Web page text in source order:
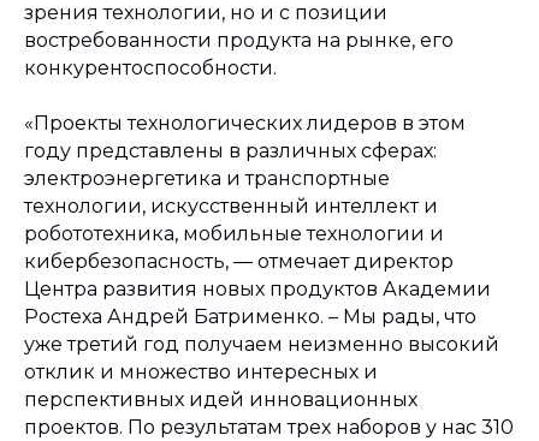
зрения технологии, но и с позиции
востребованности продукта на рынке, его
конкурентоспособности.
«Проекты технологических лидеров в этом
году представлены в различных сферах:
электроэнергетика и транспортные
технологии, искусственный интеллект и
робототехника, мобильные технологии и
кибербезопасность, ― отмечает директор
Центра развития новых продуктов Академии
Ростеха Андрей Батрименко. – Мы рады, что
уже третий год получаем неизменно высокий
отклик и множество интересных и
перспективных идей инновационных
проектов. По результатам трех наборов у нас 310